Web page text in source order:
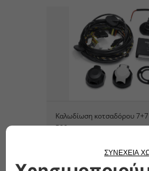
Καλωδίωση κοτσαδόρου 7+7
500